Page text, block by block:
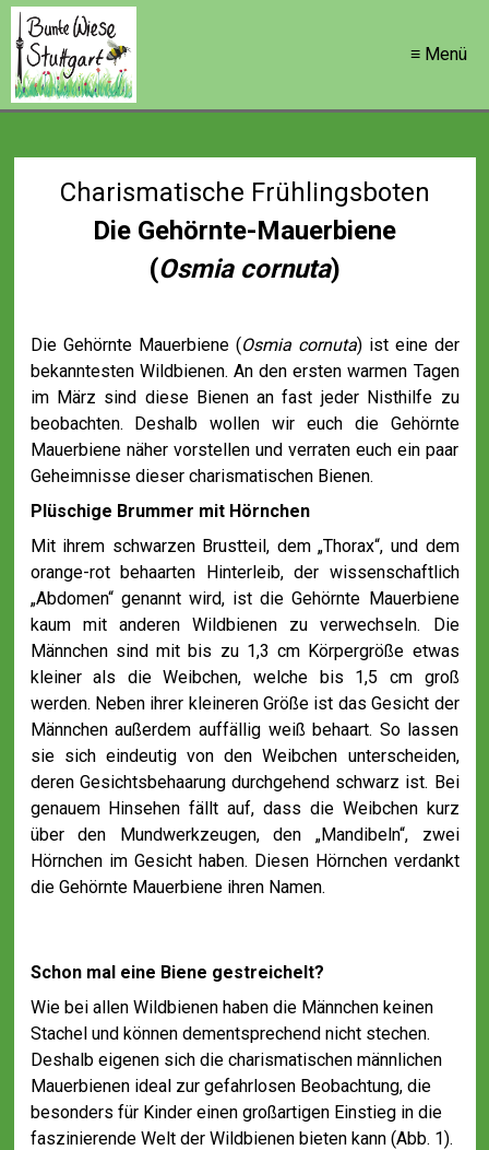
≡ Menü
Charismatische Frühlingsboten
Die Gehörnte-Mauerbiene
(Osmia cornuta)
Die Gehörnte Mauerbiene (Osmia cornuta) ist eine der
bekanntesten Wildbienen. An den ersten warmen Tagen
im März sind diese Bienen an fast jeder Nisthilfe zu
beobachten. Deshalb wollen wir euch die Gehörnte
Mauerbiene näher vorstellen und verraten euch ein paar
Geheimnisse dieser charismatischen Bienen.
Plüschige Brummer mit Hörnchen
Mit ihrem schwarzen Brustteil, dem „Thorax“, und dem
orange-rot behaarten Hinterleib, der wissenschaftlich
„Abdomen“ genannt wird, ist die Gehörnte Mauerbiene
kaum mit anderen Wildbienen zu verwechseln. Die
Männchen sind mit bis zu 1,3 cm Körpergröße etwas
kleiner als die Weibchen, welche bis 1,5 cm groß
werden. Neben ihrer kleineren Größe ist das Gesicht der
Männchen außerdem auffällig weiß behaart. So lassen
sie sich eindeutig von den Weibchen unterscheiden,
deren Gesichtsbehaarung durchgehend schwarz ist. Bei
genauem Hinsehen fällt auf, dass die Weibchen kurz
über den Mundwerkzeugen, den „Mandibeln“, zwei
Hörnchen im Gesicht haben. Diesen Hörnchen verdankt
die Gehörnte Mauerbiene ihren Namen.
Schon mal eine Biene gestreichelt?
Wie bei allen Wildbienen haben die Männchen keinen
Stachel und können dementsprechend nicht stechen.
Deshalb eigenen sich die charismatischen männlichen
Mauerbienen ideal zur gefahrlosen Beobachtung, die
besonders für Kinder einen großartigen Einstieg in die
faszinierende Welt der Wildbienen bieten kann (Abb. 1).